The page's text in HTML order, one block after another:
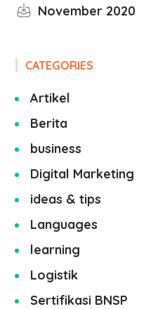
November 2020
CATEGORIES
Artikel
Berita
business
Digital Marketing
ideas & tips
Languages
learning
Logistik
Sertifikasi BNSP